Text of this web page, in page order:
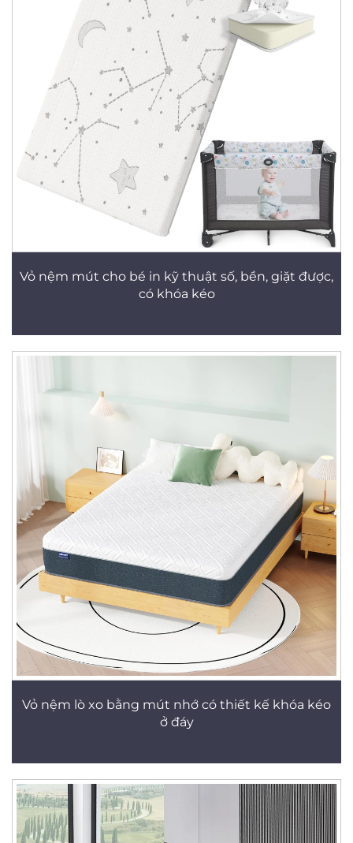
Vỏ nệm mút cho bé in kỹ thuật số, bền, giặt được,
có khóa kéo
Vỏ nệm lò xo bằng mút nhớ có thiết kế khóa kéo
ở đáy